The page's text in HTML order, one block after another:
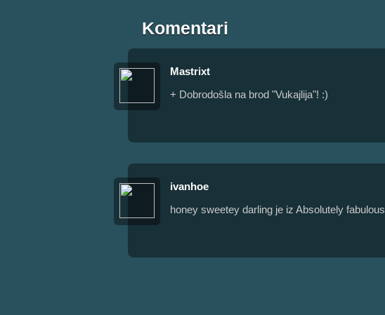
Komentari
Mastrixt
+ Dobrodošla na brod "Vukajlija"! :)
ivanhoe
honey sweetey darling je iz Absolutely fabulous